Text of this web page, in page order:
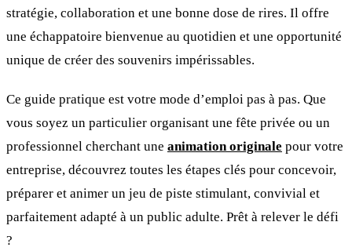
stratégie, collaboration et une bonne dose de rires. Il offre
une échappatoire bienvenue au quotidien et une opportunité
unique de créer des souvenirs impérissables.
Ce guide pratique est votre mode d’emploi pas à pas. Que
vous soyez un particulier organisant une fête privée ou un
professionnel cherchant une animation originale pour votre
entreprise, découvrez toutes les étapes clés pour concevoir,
préparer et animer un jeu de piste stimulant, convivial et
parfaitement adapté à un public adulte. Prêt à relever le défi
?